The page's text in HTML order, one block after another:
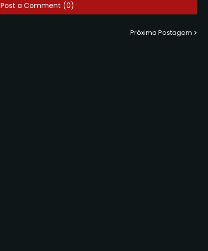
Post a Comment (0)
Próxima Postagem